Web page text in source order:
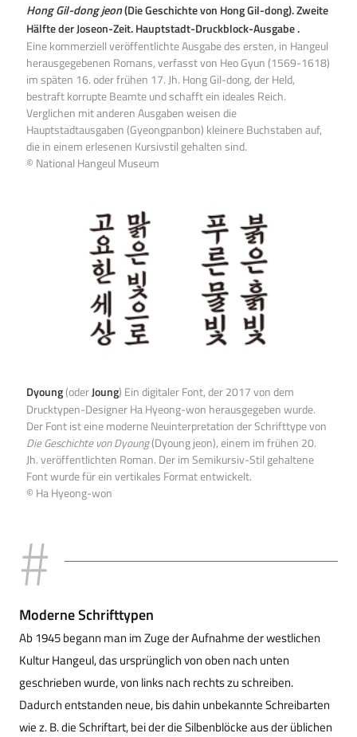
Hong Gil-dong jeon(Die Geschichte von Hong Gil-dong). Zweite
Hälfte der Joseon-Zeit. Hauptstadt-Druckblock-Ausgabe .
Eine kommerziell veröffentlichte Ausgabe des ersten, in Hangeul
herausgegebenen Romans, verfasst von Heo Gyun (1569-1618)
im späten 16. oder frühen 17. Jh. Hong Gil-dong, der Held,
bestraft korrupte Beamte und schafft ein ideales Reich.
Verglichen mit anderen Ausgaben weisen die
Hauptstadtausgaben (Gyeongpanbon) kleinere Buchstaben auf,
die in einem erlesenen Kursivstil gehalten sind.
© National Hangeul Museum
Dyoung(oderJoung) Ein digitaler Font, der 2017 von dem
Drucktypen-Designer Ha Hyeong-won herausgegeben wurde.
Der Font ist eine moderne Neuinterpretation der Schrifttype von
Die Geschichte von Dyoung(Dyoung jeon), einem im frühen 20.
Jh. veröffentlichten Roman. Der im Semikursiv-Stil gehaltene
Font wurde für ein vertikales Format entwickelt.
© Ha Hyeong-won
Moderne Schrifttypen
Ab 1945 begann man im Zuge der Aufnahme der westlichen
Kultur Hangeul, das ursprünglich von oben nach unten
geschrieben wurde, von links nach rechts zu schreiben.
Dadurch entstanden neue, bis dahin unbekannte Schreibarten
wie z. B. die Schriftart, bei der die Silbenblöcke aus der üblichen